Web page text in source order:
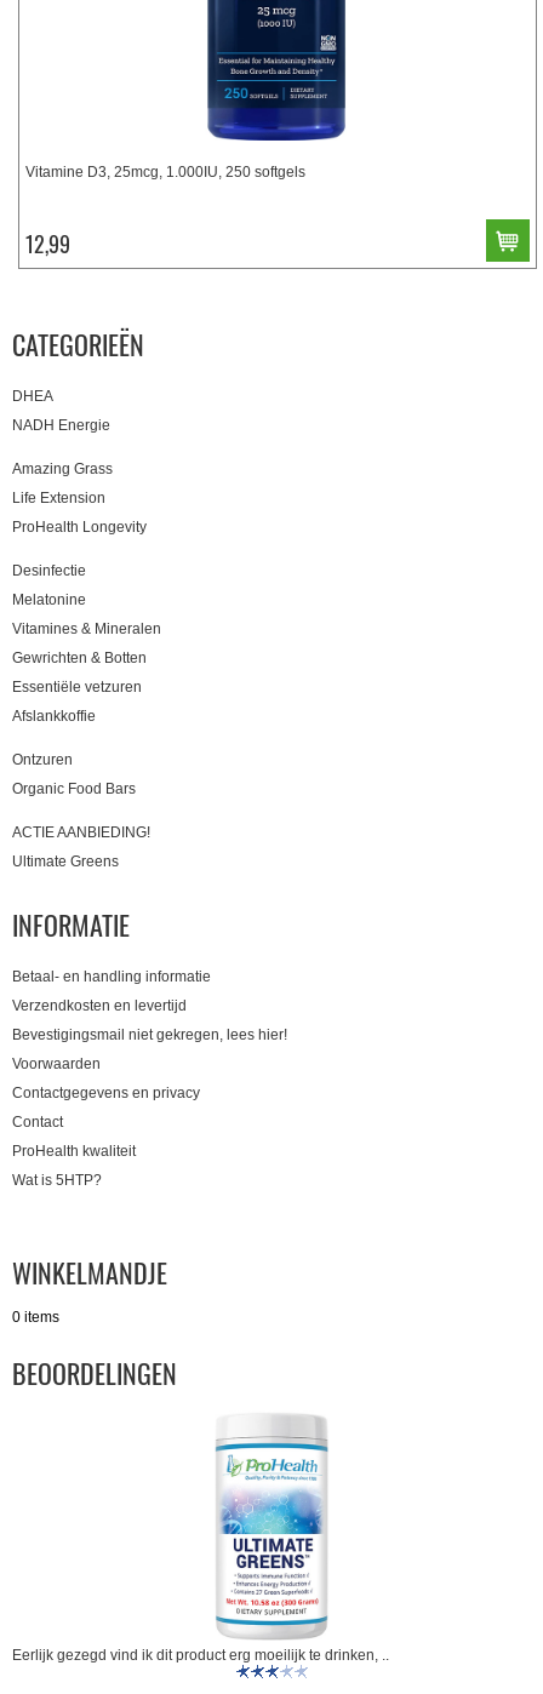
CATEGORIEËN
DHEA
NADH Energie
Amazing Grass
Life Extension
ProHealth Longevity
Desinfectie
Melatonine
Vitamines & Mineralen
Gewrichten & Botten
Essentiële vetzuren
Afslankkoffie
Ontzuren
Organic Food Bars
ACTIE AANBIEDING!
Ultimate Greens
INFORMATIE
Betaal- en handling informatie
Verzendkosten en levertijd
Bevestigingsmail niet gekregen, lees hier!
Voorwaarden
Contactgegevens en privacy
Contact
ProHealth kwaliteit
Wat is 5HTP?
Vitamine D3, 25mcg, 1.000IU, 250 softgels
12,99
WINKELMANDJE
0 items
BEOORDELINGEN
Eerlijk gezegd vind ik dit product erg moeilijk te drinken, ..